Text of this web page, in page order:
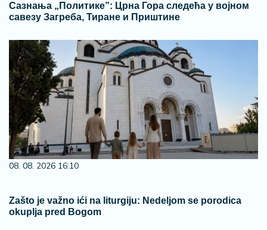
Сазнања „Политике”: Црна Гора следећа у војном
савезу Загреба, Тиране и Приштине
08. 08. 2026 16:10
Zašto je važno ići na liturgiju: Nedeljom se porodica
okuplja pred Bogom